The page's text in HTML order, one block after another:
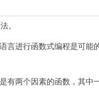
。
进行函数式编程是可能
两个因素的函数，其中